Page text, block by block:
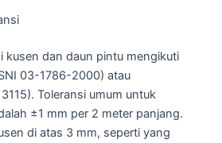
kusen dan daun pintu mengikuti
03-1786-2000) atau
Toleransi umum untuk
±1 mm per 2 meter panjang.
di atas 3 mm, seperti yang